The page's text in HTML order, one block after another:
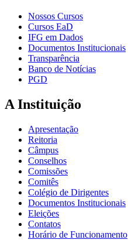
Nossos Cursos
Cursos EaD
IFG em Dados
Documentos Institucionais
Transparência
Banco de Notícias
PGD
A Instituição
Apresentação
Reitoria
Câmpus
Conselhos
Comissões
Comitês
Colégio de Dirigentes
Documentos Institucionais
Eleições
Contatos
Horário de Funcionamento